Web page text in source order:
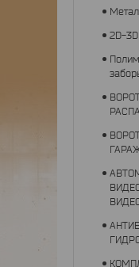
2D-